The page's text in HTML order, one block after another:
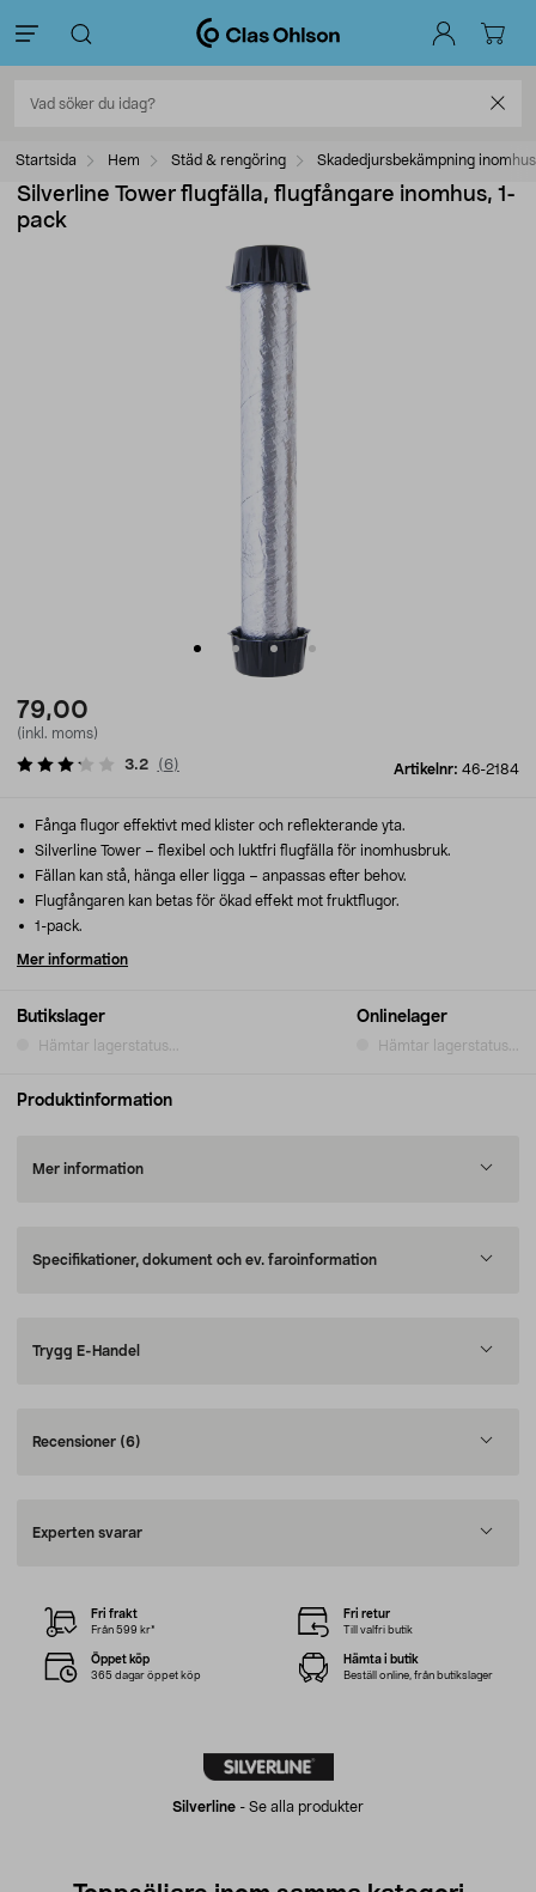
Startsida Hem Städ & rengöring Skadedjursbekämpning inomhus
Silverline Tower flugfälla, flugfångare inomhus, 1-
pack
79,00
(inkl. moms)
Artikelnr: 46-2184
3.2 (6)
Butikslager
Hämtar lagerstatus...
Onlinelager
Hämtar lagerstatus...
Fånga flugor effektivt med klister och reflekterande yta.
Silverline Tower – flexibel och luktfri flugfälla för inomhusbruk.
Fällan kan stå, hänga eller ligga – anpassas efter behov.
Flugfångaren kan betas för ökad effekt mot fruktflugor.
1-pack.
Mer information
Produktinformation
Mer information
Specifikationer, dokument och ev. faroinformation
Trygg E-Handel
Recensioner (6)
Experten svarar
Silverline - Se alla produkter
Fri frakt
Från 599 kr*
Fri retur
Till valfri butik
Öppet köp
365 dagar öppet köp
Hämta i butik
Beställ online, från butikslager